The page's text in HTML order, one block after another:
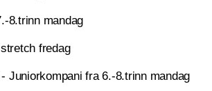
8.trinn mandag
fredag
Juniorkompani fra 6.-8.trinn mandag